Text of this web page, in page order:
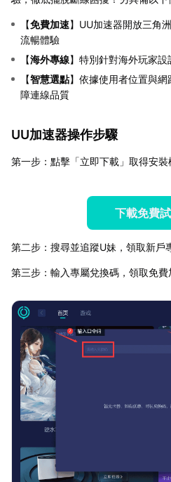
【免費加速】UU加速器開放三角
流暢體驗
【海外專線】特別針對海外玩家
【智慧選點】依據使用者位置與
障連線品質
UU加速器操作步驟
第一步：點擊「立即下載」取得安
下載免費
第二步：搜尋並追蹤U妹，領取新戶
第三步：輸入專屬兌換碼，領取免費